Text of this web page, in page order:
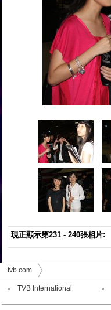
現正顯示第231 - 240張相片:
tvb.com
TVB International